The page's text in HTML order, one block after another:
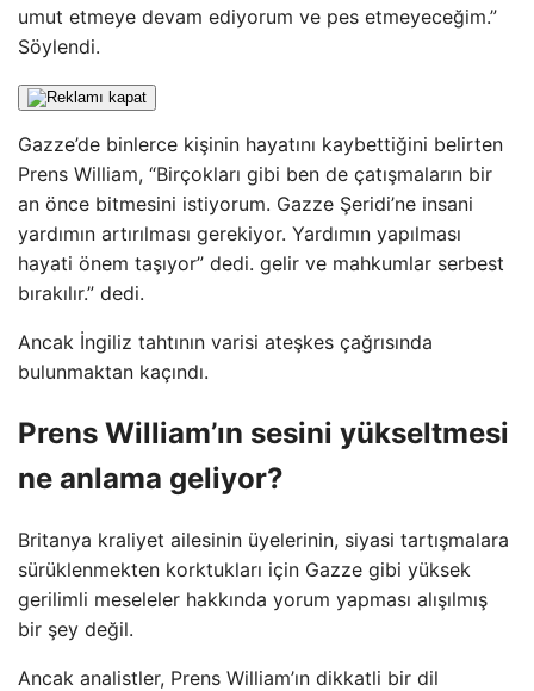
umut etmeye devam ediyorum ve pes etmeyeceğim.”
Söylendi.
Gazze’de binlerce kişinin hayatını kaybettiğini belirten
Prens William, “Birçokları gibi ben de çatışmaların bir
an önce bitmesini istiyorum. Gazze Şeridi’ne insani
yardımın artırılması gerekiyor. Yardımın yapılması
hayati önem taşıyor” dedi. gelir ve mahkumlar serbest
bırakılır.” dedi.
Ancak İngiliz tahtının varisi ateşkes çağrısında
bulunmaktan kaçındı.
Prens William’ın sesini yükseltmesi
ne anlama geliyor?
Britanya kraliyet ailesinin üyelerinin, siyasi tartışmalara
sürüklenmekten korktukları için Gazze gibi yüksek
gerilimli meseleler hakkında yorum yapması alışılmış
bir şey değil.
Ancak analistler, Prens William’ın dikkatli bir dil